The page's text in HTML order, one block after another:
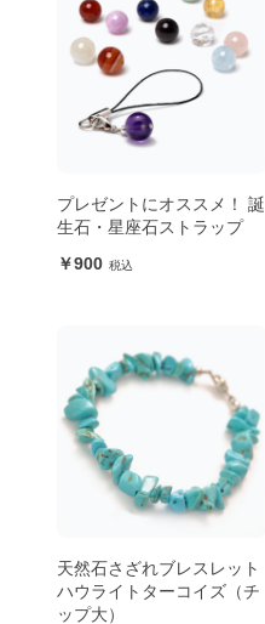
プレゼントにオススメ！ 誕
生石・星座石ストラップ
900
天然石さざれブレスレット
ハウライトターコイズ（チ
ップ大）